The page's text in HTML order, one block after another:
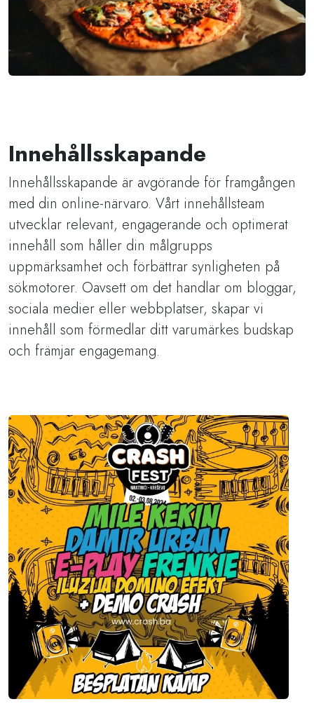
Innehållsskapande
Innehållsskapande är avgörande för framgången
med din online-närvaro. Vårt innehållsteam
utvecklar relevant, engagerande och optimerat
innehåll som håller din målgrupps
uppmärksamhet och förbättrar synligheten på
sökmotorer. Oavsett om det handlar om bloggar,
sociala medier eller webbplatser, skapar vi
innehåll som förmedlar ditt varumärkes budskap
och främjar engagemang.